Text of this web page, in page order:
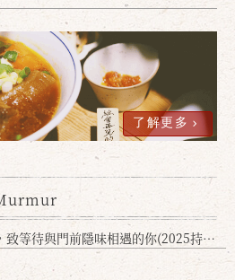
了解更多
待與門前隱味相遇的你(2025持續更新
取消